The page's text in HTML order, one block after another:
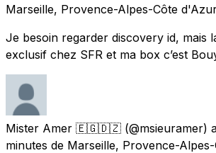
Marseille, Provence-Alpes-Côte
Je besoin regarder discovery id, mais
exclusif chez SFR et ma box c’est
Mister Amer 🇪🇬🇩🇿 (@msieuramer)
minutes de Marseille, Provence-